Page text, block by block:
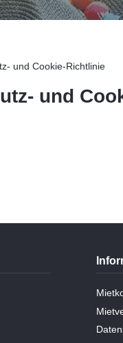
und Cookie-Richtlinie
und